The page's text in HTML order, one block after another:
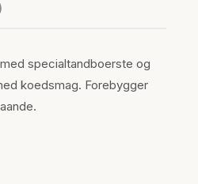
specialtandboerste og
koedsmag. Forebygger